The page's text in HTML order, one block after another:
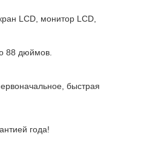
LCD, монитор LCD,
88 дюймов.
быстрая
года!